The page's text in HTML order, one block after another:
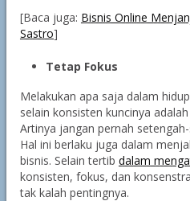
[Baca juga: Bisnis Online
Sastro]
Tetap Fokus
Melakukan apa saja dalam
selain konsisten kuncinya
Artinya jangan pernah
Hal ini berlaku juga dalam
bisnis. Selain tertib dalam
konsisten, fokus, dan
tak kalah pentingnya.